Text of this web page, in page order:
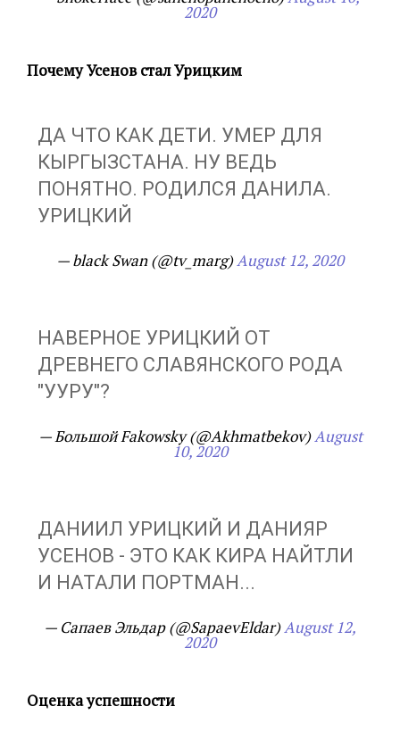
2020
Почему Усенов стал Урицким
ДА ЧТО КАК ДЕТИ. УМЕР ДЛЯ
КЫРГЫЗСТАНА. НУ ВЕДЬ
ПОНЯТНО. РОДИЛСЯ ДАНИЛА.
УРИЦКИЙ
— black Swan (@tv_marg)August 12, 2020
НАВЕРНОЕ УРИЦКИЙ ОТ
ДРЕВНЕГО СЛАВЯНСКОГО РОДА
"УУРУ"?
— Большой Fakowsky (@Akhmatbekov)August
10, 2020
ДАНИИЛ УРИЦКИЙ И ДАНИЯР
УСЕНОВ - ЭТО КАК КИРА НАЙТЛИ
И НАТАЛИ ПОРТМАН...
— Сапаев Эльдар (@SapaevEldar)August 12,
2020
Оценка успешности